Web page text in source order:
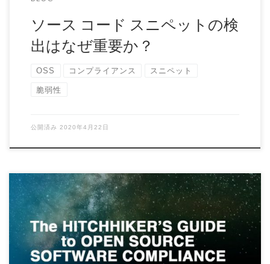
ソース コード スニペットの検
出はなぜ重要か？
OSS コンプライアンス スニペット
脆弱性
公開済み 2020年4月22日
オープンソースコンプライアンスを適切に管理しつづけるた
めの秘訣は何でしょうか？シンプルな答えは、「良 […]